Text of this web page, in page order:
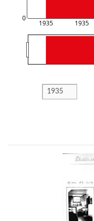
1935 1935
0